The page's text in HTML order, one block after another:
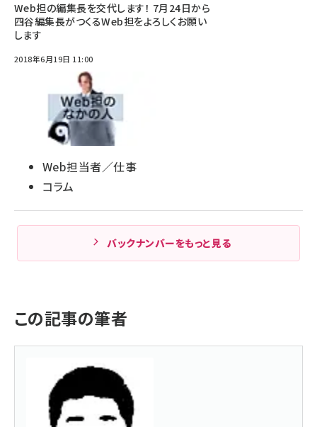
Web担の編集長を交代します！ 7月24日から
四谷編集長がつくるWeb担をよろしくお願い
します
2018年6月19日 11:00
Web担当者／仕事
コラム
バックナンバーをもっと見る
この記事の筆者